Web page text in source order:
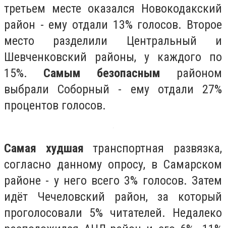
третьем месте оказался Новокодакский
район - ему отдали 13% голосов. Второе
место разделили Центральный и
Шевченковский районы, у каждого по
15%. Самым безопасным районом
выбрали Соборный - ему отдали 27%
процентов голосов.
Самая худшая транспортная развязка,
согласно данному опросу, в Самарском
районе - у него всего 3% голосов. Затем
идёт Чечеловский район, за который
проголосовали 5% читателей. Недалеко